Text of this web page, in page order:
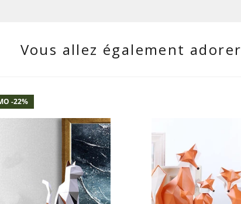
Vous allez également adorer
-22%